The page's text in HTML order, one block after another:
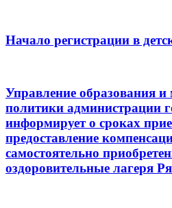
Начало регистрации в
Управление образования
политики администрации
информирует о сроках
предоставление
самостоятельно
оздоровительные лагеря